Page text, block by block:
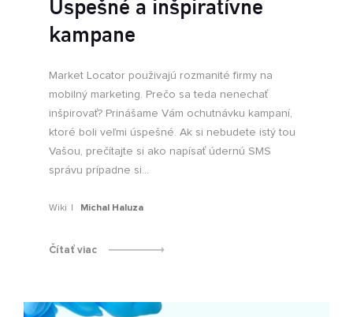
kampane
Market Locator použivajú rozmanité firmy na
mobilný marketing. Prečo sa teda nenechať
inšpirovať? Prinášame Vám ochutnávku kampaní,
ktoré boli veľmi úspešné. Ak si nebudete istý tou
Vašou, prečítajte si ako napísať údernú SMS
správu prípadne si...
Wiki Michal Haluza
Čítať viac